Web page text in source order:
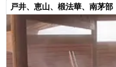
戸井、恵山、椴法華、南茅部